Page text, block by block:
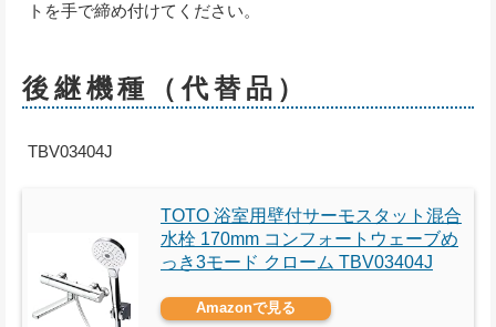
トを手で締め付けてください。
後継機種（代替品）
TBV03404J
TOTO 浴室用壁付サーモスタット混合
水栓 170mm コンフォートウェーブめ
っき3モード クローム TBV03404J
Amazonで見る